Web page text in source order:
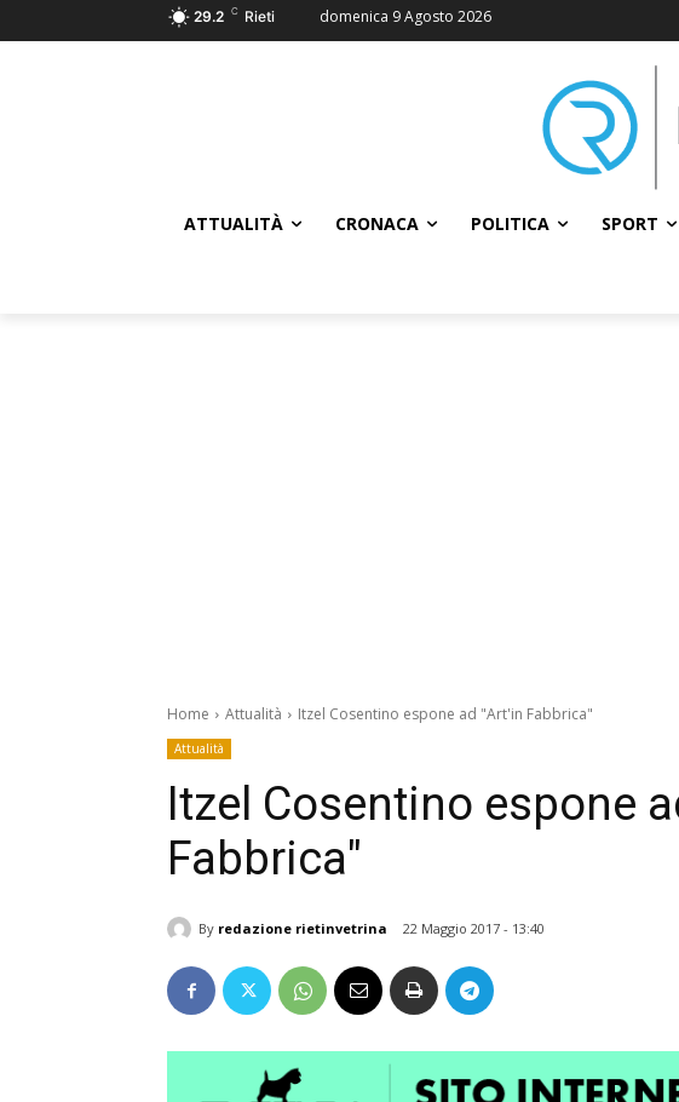
29.2 C Rieti domenica 9 Agosto 2026
ATTUALITÀ CRONACA POLITICA SPORT
Home Attualità Itzel Cosentino espone ad "Art'in Fabbrica"
Attualità
Itzel Cosentino espone
Fabbrica"
By redazione rietinvetrina 22 Maggio 2017 - 13:40